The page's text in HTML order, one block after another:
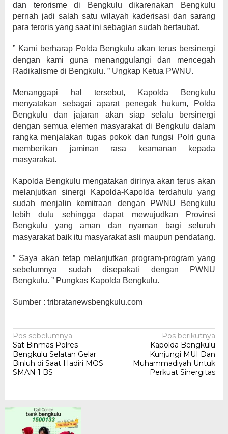
dan terorisme di Bengkulu dikarenakan Bengkulu
pernah jadi salah satu wilayah kaderisasi dan sarang
para teroris yang saat ini sebagian sudah bertaubat.
” Kami berharap Polda Bengkulu akan terus bersinergi
dengan kami guna menanggulangi dan mencegah
Radikalisme di Bengkulu. ” Ungkap Ketua PWNU.
Menanggapi hal tersebut, Kapolda Bengkulu
menyatakan sebagai aparat penegak hukum, Polda
Bengkulu dan jajaran akan siap selalu bersinergi
dengan semua elemen masyarakat di Bengkulu dalam
rangka menjalakan tugas pokok dan fungsi Polri guna
memberikan jaminan rasa keamanan kepada
masyarakat.
Kapolda Bengkulu mengatakan dirinya akan terus akan
melanjutkan sinergi Kapolda-Kapolda terdahulu yang
sudah menjalin kemitraan dengan PWNU Bengkulu
lebih dulu sehingga dapat mewujudkan Provinsi
Bengkulu yang aman dan nyaman bagi seluruh
masyarakat baik itu masyarakat asli maupun pendatang.
” Saya akan tetap melanjutkan program-program yang
sebelumnya sudah disepakati dengan PWNU
Bengkulu. ” Pungkas Kapolda Bengkulu.
Sumber : tribratanewsbengkulu.com
Navigasi
pos
Pos sebelumnya
Sat Binmas Polres
Bengkulu Selatan Gelar
Binluh di Saat Hadiri MOS
SMAN 1 BS
Pos berikutnya
Kapolda Bengkulu
Kunjungi MUI Dan
Muhammadiyah Untuk
Perkuat Sinergitas